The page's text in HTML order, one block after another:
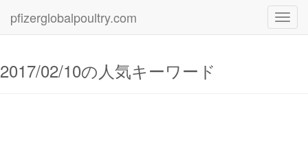
pfizerglobalpoultry.com
2017/02/10の人気キーワード